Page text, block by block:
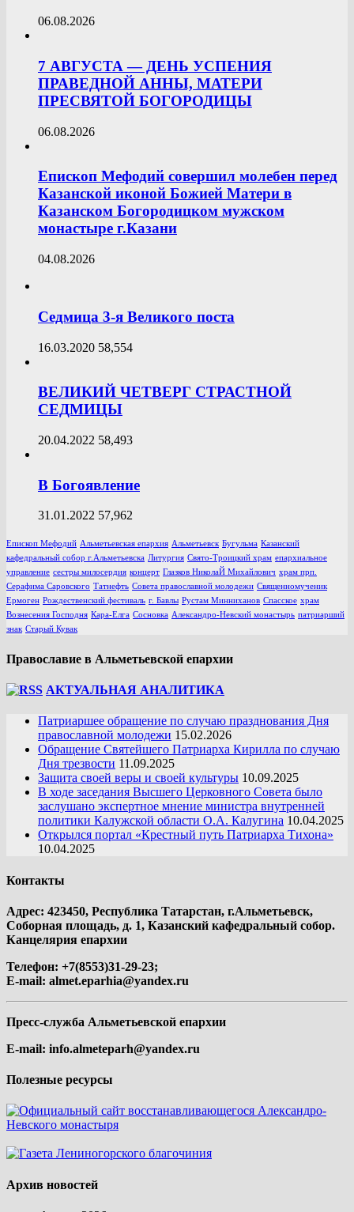
06.08.2026
7 АВГУСТА — ДЕНЬ УСПЕНИЯ
ПРАВЕДНОЙ АННЫ, МАТЕРИ
ПРЕСВЯТОЙ БОГОРОДИЦЫ
06.08.2026
Епископ Мефодий совершил молебен перед
Казанской иконой Божией Матери в
Казанском Богородицком мужском
монастыре г.Казани
04.08.2026
Седмица 3-я Великого поста
16.03.2020 58,554
ВЕЛИКИЙ ЧЕТВЕРГ СТРАСТНОЙ
СЕДМИЦЫ
20.04.2022 58,493
В Богоявление
31.01.2022 57,962
Епископ Мефодий Альметьевская епархия Альметьевск Бугульма Казанский
кафедральный собор г.Альметьевска Литургия Свято-Троицкий храм епархиальное
управление сестры милосердия концерт Глазков НиколаЙ Михайлович храм прп.
Серафима Саровского Татнефть Совета православной молодежи Священномученик
Ермоген Рождественский фестиваль г. Бавлы Рустам Минниханов Спасское храм
Вознесения Господня Кара-Елга Сосновка Александро-Невский монастырь патриарший
знак Старый Кувак
Православие в Альметьевской епархии
АКТУАЛЬНАЯ АНАЛИТИКА
Патриаршее обращение по случаю празднования Дня
православной молодежи 15.02.2026
Обращение Святейшего Патриарха Кирилла по случаю
Дня трезвости 11.09.2025
Защита своей веры и своей культуры 10.09.2025
В ходе заседания Высшего Церковного Совета было
заслушано экспертное мнение министра внутренней
политики Калужской области О.А. Калугина 10.04.2025
Открылся портал «Крестный путь Патриарха Тихона»
10.04.2025
Контакты
Адрес: 423450, Республика Татарстан, г.Альметьевск,
Соборная площадь, д. 1, Казанский кафедральный собор.
Канцелярия епархии
Телефон: +7(8553)31-29-23;
E-mail: almet.eparhia@yandex.ru
Пресс-служба Альметьевской епархии
E-mail: info.almeteparh@yandex.ru
Полезные ресурсы
Архив новостей